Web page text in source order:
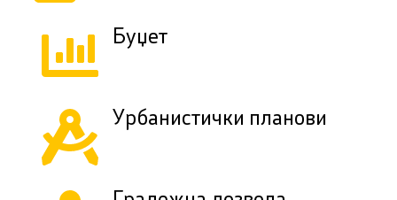
Буџет
Урбанистички планови